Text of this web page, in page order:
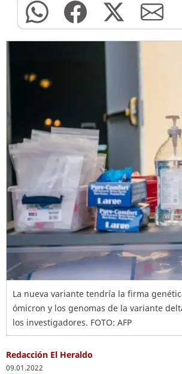
La nueva variante tendría la firma
ómicron y los genomas de la variante
los investigadores. FOTO: AFP
Redacción El Heraldo
09.01.2022